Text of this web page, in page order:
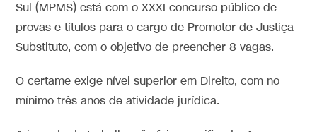
Sul (MPMS) está com o XXXI concurso público de
provas e títulos para o cargo de Promotor de Justiça
Substituto, com o objetivo de preencher 8 vagas.
O certame exige nível superior em Direito, com no
mínimo três anos de atividade jurídica.